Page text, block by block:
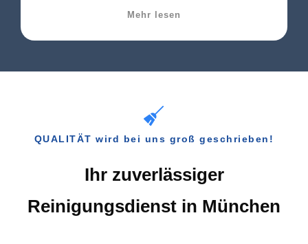
Mehr lesen
QUALITÄT wird bei uns groß geschrieben!
Ihr zuverlässiger
Reinigungsdienst in München